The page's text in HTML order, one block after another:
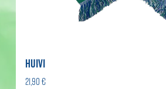
HUIVI
21,90 €